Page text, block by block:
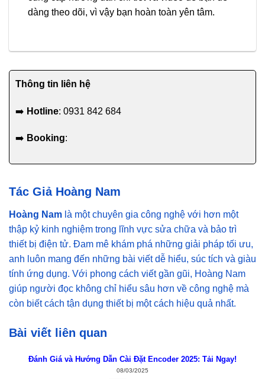
dàng theo dõi, vì vậy bạn hoàn toàn yên tâm.
Thông tin liên hệ
➡️ Hotline: 0931 842 684
➡️ Booking:
Tác Giả Hoàng Nam
Hoàng Nam là một chuyên gia công nghệ với hơn một
thập kỷ kinh nghiệm trong lĩnh vực sửa chữa và bảo trì
thiết bị điện tử. Đam mê khám phá những giải pháp tối ưu,
anh luôn mang đến những bài viết dễ hiểu, súc tích và giàu
tính ứng dụng. Với phong cách viết gần gũi, Hoàng Nam
giúp người đọc không chỉ hiểu sâu hơn về công nghệ mà
còn biết cách tận dụng thiết bị một cách hiệu quả nhất.
Bài viết liên quan
Đánh Giá và Hướng Dẫn Cài Đặt Encoder 2025: Tải Ngay!
08/03/2025